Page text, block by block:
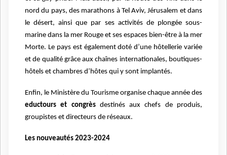
nord du pays, des marathons à Tel Aviv, Jérusalem et dans
le désert, ainsi que par ses activités de plongée sous-
marine dans la mer Rouge et ses espaces bien-être à la mer
Morte. Le pays est également doté d’une hôtellerie variée
et de qualité grâce aux chaînes internationales, boutiques-
hôtels et chambres d’hôtes qui y sont implantés.
Enfin, le Ministère du Tourisme organise chaque année des
eductours et congrèsdestinés aux chefs de produis,
groupistes et directeurs de réseaux.
Les nouveautés 2023-2024